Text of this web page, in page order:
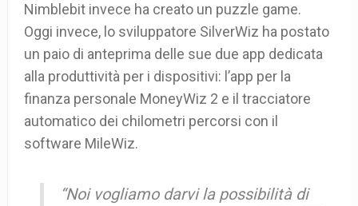
Nimblebit invece ha creato un puzzle game.
Oggi invece, lo sviluppatore SilverWiz ha postato
un paio di anteprima delle sue due app dedicata
alla produttività per i dispositivi: l’app per la
finanza personale MoneyWiz 2 e il tracciatore
automatico dei chilometri percorsi con il
software MileWiz.
“Noi vogliamo darvi la possibilità di